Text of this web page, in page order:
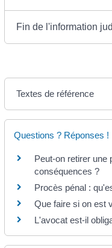
Fin de l'information
Textes de référence
Questions ? Réponses !
Peut-on retirer une
conséquences ?
Procès pénal :
Que faire si on est
L'avocat est-il